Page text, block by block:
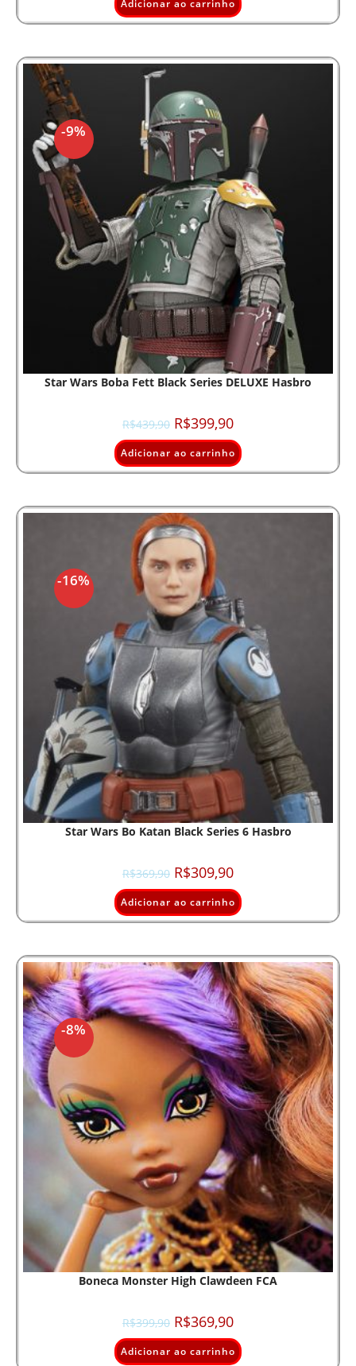
Adicionar ao carrinho
-9%
Star Wars Boba Fett Black Series DELUXE Hasbro
R$439,90 R$399,90
Adicionar ao carrinho
-16%
Star Wars Bo Katan Black Series 6 Hasbro
R$369,90 R$309,90
Adicionar ao carrinho
-8%
Boneca Monster High Clawdeen FCA
R$399,90 R$369,90
Adicionar ao carrinho